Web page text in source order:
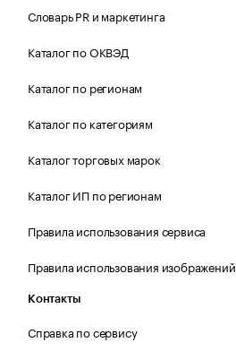
Словарь PR и маркетинга
Каталог по ОКВЭД
Каталог по регионам
Каталог по категориям
Каталог торговых марок
Каталог ИП по регионам
Правила использования сервиса
Правила использования изображений
Контакты
Справка по сервису